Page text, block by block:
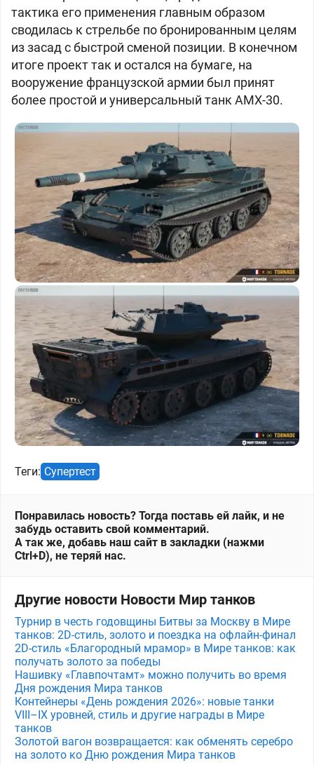
тактика его применения главным образом
сводилась к стрельбе по бронированным целям
из засад c быстрой сменой позиции. В конечном
итоге проект так и остался на бумаге, на
вооружение французской армии был принят
более простой и универсальный танк AMX-30.
Теги: Супертест
Понравилась новость? Тогда поставь ей лайк, и не
забудь оставить свой комментарий.
А так же, добавь наш сайт в закладки (нажми
Ctrl+D), не теряй нас.
Другие новости Новости Мир танков
Турнир в честь годовщины Битвы за Москву в Мире
танков: 2D-стиль, золото и поездка на офлайн-финал
2D-стиль «Благородный мрамор» в Мире танков: как
получать золото за победы
Нашивку «Главпочтамт» можно получить во время
Дня рождения Мира танков
Контейнеры «День рождения 2026»: новые танки
VIII–IX уровней, стиль и другие награды в Мире
танков
Золотой вагон возвращается: как обменять серебро
на золото ко Дню рождения Мира танков